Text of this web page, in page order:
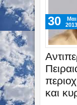
και
30
Mαι
2013